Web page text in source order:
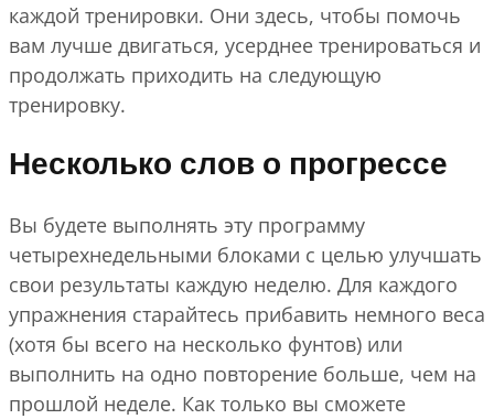
каждой тренировки. Они здесь, чтобы помочь
вам лучше двигаться, усерднее тренироваться и
продолжать приходить на следующую
тренировку.
Несколько слов о прогрессе
Вы будете выполнять эту программу
четырехнедельными блоками с целью улучшать
свои результаты каждую неделю. Для каждого
упражнения старайтесь прибавить немного веса
(хотя бы всего на несколько фунтов) или
выполнить на одно повторение больше, чем на
прошлой неделе. Как только вы сможете